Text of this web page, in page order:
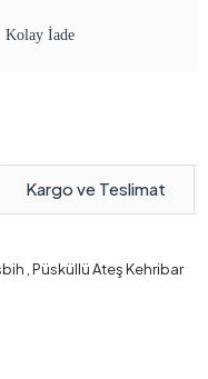
Kolay İade
Kargo ve Teslimat
, Püsküllü Ateş Kehribar